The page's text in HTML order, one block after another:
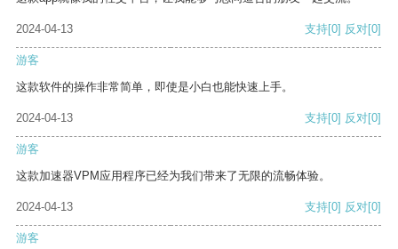
2024-04-13 支持[0] 反对[0]
游客
这款软件的操作非常简单，即使是小白也能快速上手。
2024-04-13 支持[0] 反对[0]
游客
这款加速器VPM应用程序已经为我们带来了无限的流畅体验。
2024-04-13 支持[0] 反对[0]
游客